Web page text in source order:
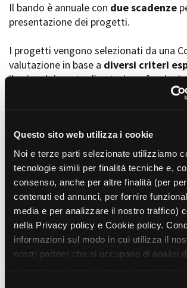
Questo sito web utilizza i cookie
Noi e terze parti selezionate utilizziamo
tecnologie simili per finalità tecniche e,
consenso, anche per altre finalità (per
contenuti ed annunci, per fornire
media e per analizzare il nostro traffico)
nella Privacy policy e Cookie policy.
informazioni sul modo in cui utilizza il
nostri partner che si occupano di analisi
CASTING
Amministrazione trasparente
Bandi e gare
Whistleblowing
Il bando è annuale con due scadenze
presentazione dei progetti.
I progetti vengono selezionati da una
valutazione in base a diversi criteri
il coinvolgimento di autori,
torinesi e piemontesi, i co-finanziamenti
diffusione attraverso molteplici canali
canali televisivi, homevideo, piattaforme
Progetti in progress
Vedi 105 progetti in progress